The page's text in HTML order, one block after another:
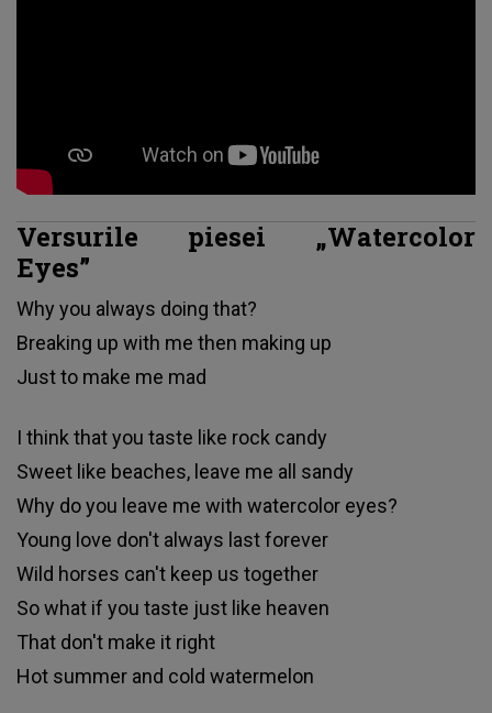
Versurile piesei „Watercolor
Eyes”
Why you always doing that?
Breaking up with me then making up
Just to make me mad
I think that you taste like rock candy
Sweet like beaches, leave me all sandy
Why do you leave me with watercolor eyes?
Young love don't always last forever
Wild horses can't keep us together
So what if you taste just like heaven
That don't make it right
Hot summer and cold watermelon